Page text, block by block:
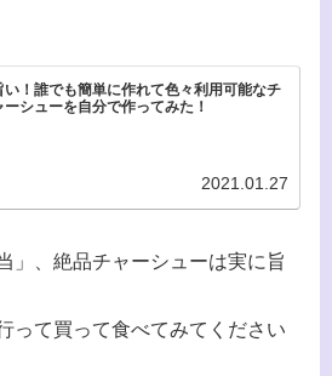
い！誰でも簡単に作れて色々利用可能なチ
ーシューを自分で作ってみた！
2021.01.27
」、絶品チャーシューは実に旨
って買って食べてみてください